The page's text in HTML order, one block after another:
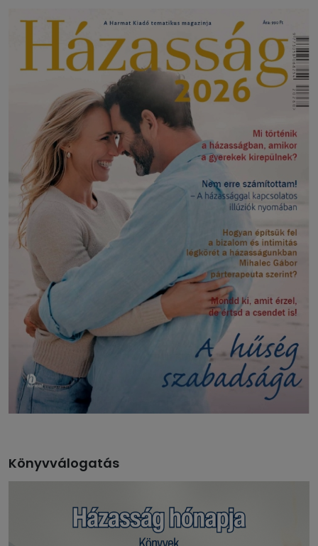
Könyvválogatás